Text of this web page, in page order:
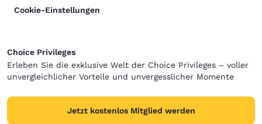
Cookie-Einstellungen
Choice Privileges
Erleben Sie die exklusive Welt der Choice Privileges – voller
unvergleichlicher Vorteile und unvergesslicher Momente
Jetzt kostenlos Mitglied werden